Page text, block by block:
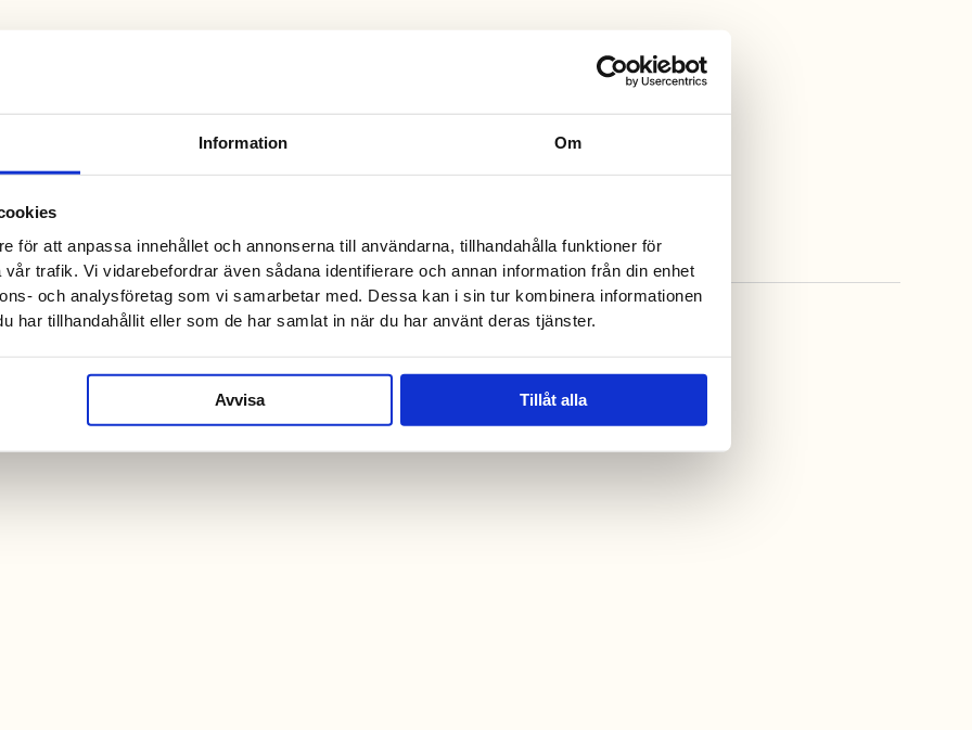
Information Om
för att anpassa innehållet och annonserna till användarna, tillhandahålla funktioner för
trafik. Vi vidarebefordrar även sådana identifierare och annan information från din enhet
och analysföretag som vi samarbetar med. Dessa kan i sin tur kombinera informationen
har tillhandahållit eller som de har samlat in när du har använt deras tjänster.
Avvisa Tillåt alla